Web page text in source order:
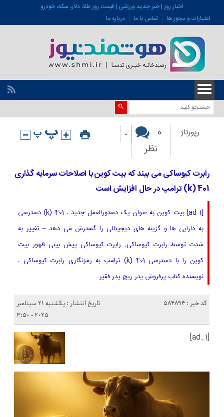
اخبار روز | خبر جدید ورزشی | قیمت روز طلا، دلار، سکه، خودرو
اعتبارات و مجوز ها
تماس با ما درباره ما
رپورتاژ
0
نظر
-
رابرت کیوساکی می بیند که بیت کوین با اصلاحات سرمایه گذاری
401 (k) ترامپ در حال افزایش است
[ad_1] بیت کوین به عنوان یک دستورالعمل جدید ، 401 (k) دسترسی
به دارایی ها و گزینه های دیجیتالی را گسترش می دهد – تغییر به
شدت توسط رابرت کیوساکی. رابرت کیوساکی پیش بینی ظهور بیت
کوین را با دسترسی 401 (k) ترامپ به رمزنگاری رابرت کیوساکی ،
نویسنده کتاب پرفروش پدر ریچ پدر فقیر
کد خبر : 584894
تاریخ انتشار : یکشنبه 21 سپتامبر
2025 - 3:50
[ad_1]